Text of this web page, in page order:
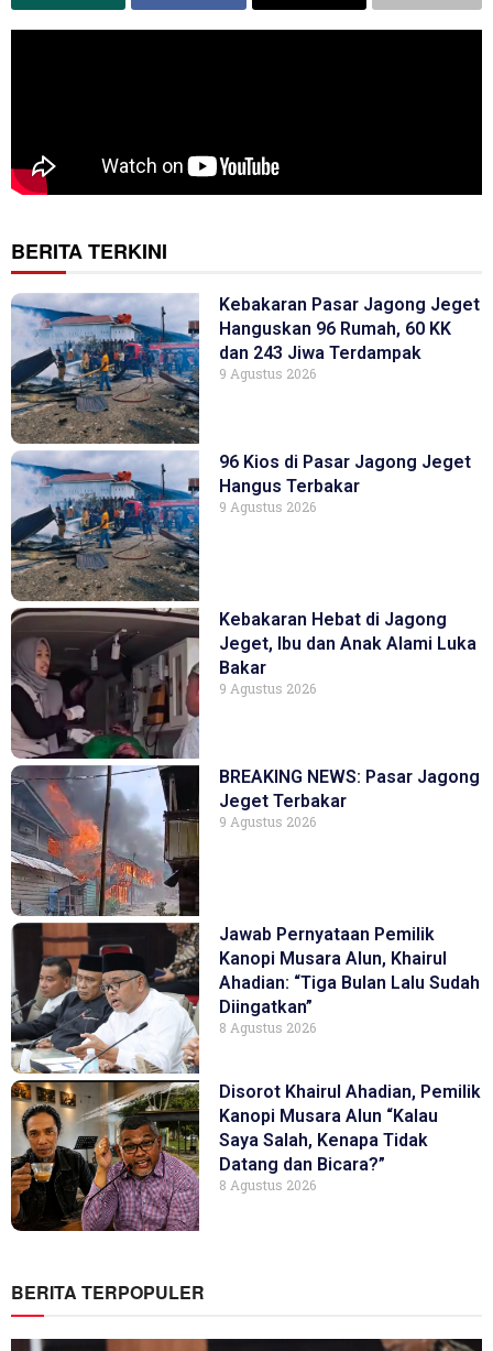
BERITA TERKINI
Kebakaran Pasar Jagong Jeget
Hanguskan 96 Rumah, 60 KK
dan 243 Jiwa Terdampak
9 Agustus 2026
96 Kios di Pasar Jagong Jeget
Hangus Terbakar
9 Agustus 2026
Kebakaran Hebat di Jagong
Jeget, Ibu dan Anak Alami Luka
Bakar
9 Agustus 2026
BREAKING NEWS: Pasar Jagong
Jeget Terbakar
9 Agustus 2026
Jawab Pernyataan Pemilik
Kanopi Musara Alun, Khairul
Ahadian: “Tiga Bulan Lalu Sudah
Diingatkan”
8 Agustus 2026
Disorot Khairul Ahadian, Pemilik
Kanopi Musara Alun “Kalau
Saya Salah, Kenapa Tidak
Datang dan Bicara?”
8 Agustus 2026
BERITA TERPOPULER